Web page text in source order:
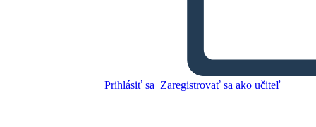
Prihlásiť sa Zaregistrovať sa ako učiteľ
Afroamericani